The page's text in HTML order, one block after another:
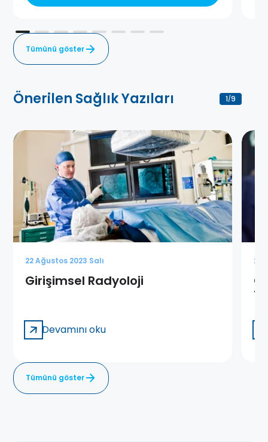
Tümünü göster
Önerilen Sağlık Yazıları 1/9
22 Ağustos 2023 Salı
Girişimsel Radyoloji
Devamını oku
22
Tümünü göster